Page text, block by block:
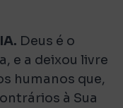
Deus é o
e a deixou livre
humanos que,
à Sua